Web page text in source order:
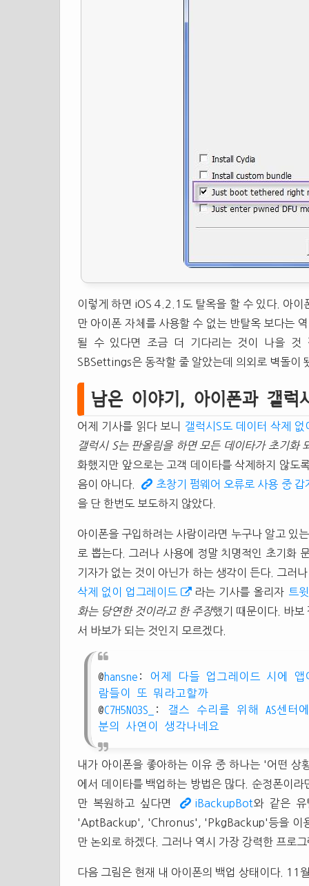
이렇게 하면 iOS 4.2.1도 탈옥을 할 수 있다. 아이
만 아이폰 자체를 사용할 수 없는 반탈옥 보다는
될 수 있다면 조금 더 기다리는 것이 나을
SBSettings은 동작할 줄 알았는데 의외로 벽돌이
남은 이야기, 아이폰과 갤럭
어제 기사를 읽다 보니
갤럭시S도 데이터 삭제 없
갤럭시 S는 판올림을 하면 모든 데이타가 초기화
화했지만 앞으로는 고객 데이타를 삭제하지 않도
음이 아니다.
초창기 펌웨어 오류로 사용 중 갑
을 단 한번도 보도하지 않았다.
아이폰을 구입하려는 사람이라면 누구나 알고 있
로 뽑는다. 그러나 사용에 정말 치명적인 초기화
기자가 없는 것이 아닌가 하는 생각이 든다. 그러
삭제 없이 업그레이드
라는 기사를 올리자 트
화는 당연한 것이라고 한 주장했기 때문이다. 바보
서 바보가 되는 것인지 모르겠다.
@hansne :
어제 다들 업그레이드 시에
람들이 또 뭐라고할까
@C7H5NO3S_ :
갤스 수리를 위해 AS센터
분의 사연이 생각나네요
내가 아이폰을 좋아하는 이유 중 하나는 '어떤 상
에서 데이타를 백업하는 방법은 많다. 순정폰이라
만 복원하고 싶다면
iBackupBot와 같은 유
'AptBackup', 'Chronus', 'PkgBackup'등을 이용
만 논외로 하겠다. 그러나 역시 가장 강력한 프로
다음 그림은 현재 내 아이폰의 백업 상태이다.